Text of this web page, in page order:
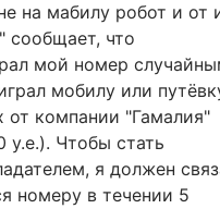
на мабилу робот и от
что
мой номер
мобилу или
от компании "Гамалия"
у.е.). Чтобы стать
я должен
номеру в течении 5